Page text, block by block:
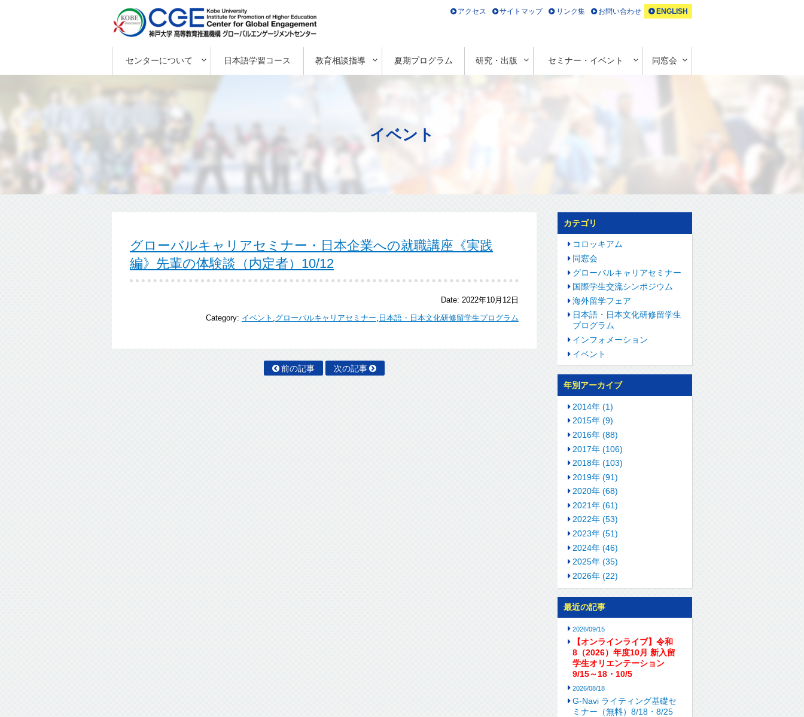
センターについて 日本語学習コース 教育相談指導 夏期プログラム 研究・出版 セミナー・イベント 同窓会
アクセス サイトマップ リンク集 お問い合わせ ENGLISH
イベント
グローバルキャリアセミナー・日本企業への就職講座《実践
編》先輩の体験談（内定者）10/12
Date: 2022年10月12日
Category: イベント グローバルキャリアセミナー 日本語・日本文化研修留学生プログラム
前の記事 次の記事
カテゴリ
コロッキアム
同窓会
グローバルキャリアセミナー
国際学生交流シンポジウム
海外留学フェア
日本語・日本文化研修留学生
プログラム
インフォメーション
イベント
年別アーカイブ
2014年 (1)
2015年 (9)
2016年 (88)
2017年 (106)
2018年 (103)
2019年 (91)
2020年 (68)
2021年 (61)
2022年 (53)
2023年 (51)
2024年 (46)
2025年 (35)
2026年 (22)
最近の記事
2026/09/15
【オンラインライブ】令和
8（2026）年度10月 新入留
学生オリエンテーション
9/15～18・10/5
2026/08/18
G-Navi ライティング基礎セ
ミナー（無料）8/18・8/25